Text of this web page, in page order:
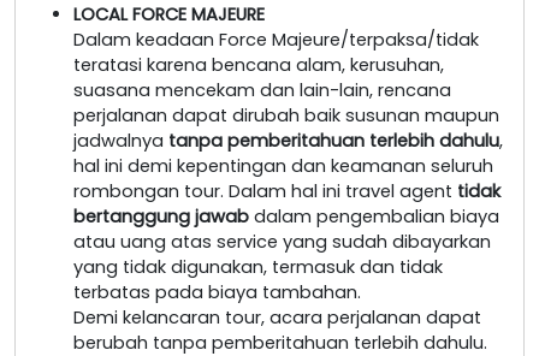
LOCAL FORCE MAJEURE
Dalam keadaan Force Majeure/terpaksa/tidak
teratasi karena bencana alam, kerusuhan,
suasana mencekam dan lain-lain, rencana
perjalanan dapat dirubah baik susunan maupun
jadwalnya tanpa pemberitahuan terlebih dahulu,
hal ini demi kepentingan dan keamanan seluruh
rombongan tour. Dalam hal ini travel agent tidak
bertanggung jawab dalam pengembalian biaya
atau uang atas service yang sudah dibayarkan
yang tidak digunakan, termasuk dan tidak
terbatas pada biaya tambahan.
Demi kelancaran tour, acara perjalanan dapat
berubah tanpa pemberitahuan terlebih dahulu.